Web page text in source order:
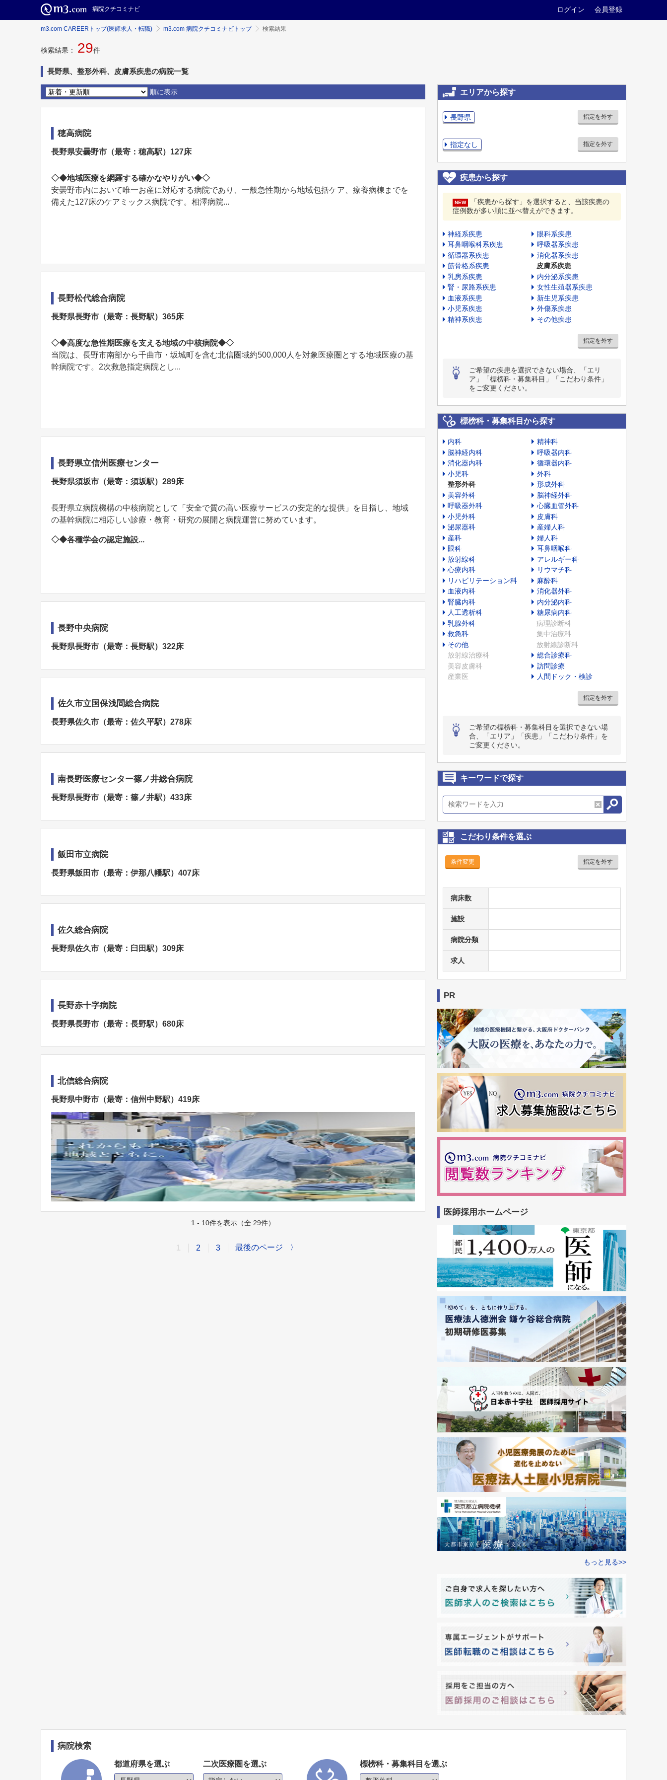
病院クチコミナビ ログイン 会員登録
m3.com CAREERトップ(医師求人・転職) m3.com 病院クチコミナビトップ 検索結果
検索結果： 29件
長野県、整形外科、皮膚系疾患の病院一覧
順に表示
穂高病院
長野県安曇野市（最寄：穂高駅）127床
◇◆地域医療を網羅する確かなやりがい◆◇
安曇野市内において唯一お産に対応する病院であり、一般急性期から地域包括ケア、療養病棟までを
備えた127床のケアミックス病院です。相澤病院...
長野松代総合病院
長野県長野市（最寄：長野駅）365床
◇◆高度な急性期医療を支える地域の中核病院◆◇
当院は、長野市南部から千曲市・坂城町を含む北信圏域約500,000人を対象医療圏とする地域医療の基
幹病院です。2次救急指定病院とし...
長野県立信州医療センター
長野県須坂市（最寄：須坂駅）289床
長野県立病院機構の中核病院として「安全で質の高い医療サービスの安定的な提供」を目指し、地域
の基幹病院に相応しい診療・教育・研究の展開と病院運営に努めています。
◇◆各種学会の認定施設...
長野中央病院
長野県長野市（最寄：長野駅）322床
佐久市立国保浅間総合病院
長野県佐久市（最寄：佐久平駅）278床
南長野医療センター篠ノ井総合病院
長野県長野市（最寄：篠ノ井駅）433床
飯田市立病院
長野県飯田市（最寄：伊那八幡駅）407床
佐久総合病院
長野県佐久市（最寄：臼田駅）309床
長野赤十字病院
長野県長野市（最寄：長野駅）680床
北信総合病院
長野県中野市（最寄：信州中野駅）419床
1 - 10件を表示（全 29件）
2 3 最後のページ 〉
エリアから探す
長野県 指定を外す
指定なし 指定を外す
疾患から探す
NEW
「疾患から探す」を選択すると、当該疾患の
症例数が多い順に並べ替えができます。
神経系疾患
眼科系疾患
耳鼻咽喉科系疾患
呼吸器系疾患
循環器系疾患
消化器系疾患
筋骨格系疾患
皮膚系疾患
乳房系疾患
内分泌系疾患
腎・尿路系疾患
女性生殖器系疾患
血液系疾患
新生児系疾患
小児系疾患
外傷系疾患
精神系疾患
その他疾患
指定を外す
ご希望の疾患を選択できない場合、「エリ
ア」「標榜科・募集科目」「こだわり条件」
をご変更ください。
標榜科・募集科目から探す
内科
精神科
脳神経内科
呼吸器内科
消化器内科
循環器内科
小児科
外科
整形外科
形成外科
美容外科
脳神経外科
呼吸器外科
心臓血管外科
小児外科
皮膚科
泌尿器科
産婦人科
産科
婦人科
眼科
耳鼻咽喉科
放射線科
アレルギー科
心療内科
リウマチ科
リハビリテーション科
麻酔科
血液内科
消化器外科
腎臓内科
内分泌内科
人工透析科
糖尿病内科
乳腺外科
病理診断科
救急科
集中治療科
その他
放射線診断科
放射線治療科
総合診療科
美容皮膚科
訪問診療
産業医
人間ドック・検診
指定を外す
ご希望の標榜科・募集科目を選択できない場
合、「エリア」「疾患」「こだわり条件」を
ご変更ください。
キーワードで探す
こだわり条件を選ぶ
条件変更 指定を外す
病床数
施設
病院分類
求人
PR
医師採用ホームページ
もっと見る>>
病院検索
都道府県を選ぶ 二次医療圏を選ぶ 標榜科・募集科目を選ぶ